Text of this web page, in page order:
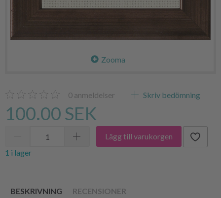
Zooma
0 anmeldelser Skriv bedömning
100.00 SEK
Lägg till varukorgen
1 i lager
BESKRIVNING RECENSIONER